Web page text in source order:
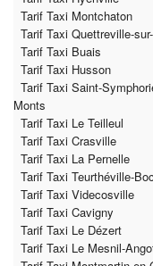
Tarif Taxi Montchaton
Tarif Taxi Quettreville-
Tarif Taxi Buais
Tarif Taxi Husson
Tarif Taxi Saint-
Monts
Tarif Taxi Le Teilleul
Tarif Taxi Crasville
Tarif Taxi La Pernelle
Tarif Taxi Teurthéville-
Tarif Taxi Videcosville
Tarif Taxi Cavigny
Tarif Taxi Le Dézert
Tarif Taxi Le Mesnil-